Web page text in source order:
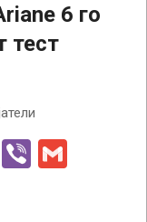
6 го
тест
Telegram
Viber